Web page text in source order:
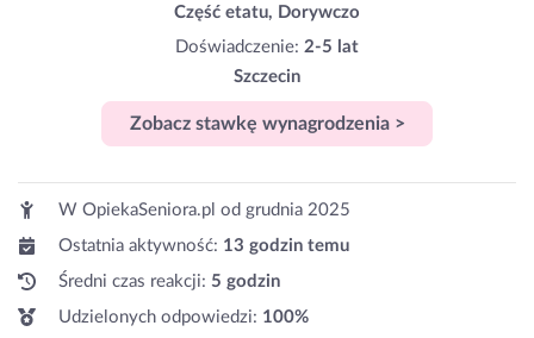
Część etatu, Dorywczo
Doświadczenie: 2-5 lat
Szczecin
Zobacz stawkę wynagrodzenia >
W OpiekaSeniora.pl od grudnia 2025
Ostatnia aktywność: 13 godzin temu
Średni czas reakcji: 5 godzin
Udzielonych odpowiedzi: 100%